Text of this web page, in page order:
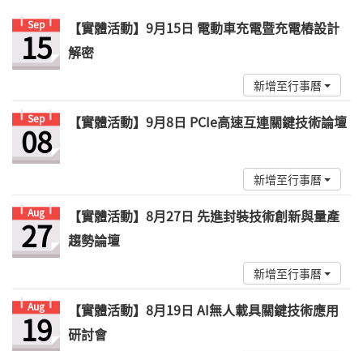
Sep
15
【實體活動】9月15日 電動車充電暨充電樁設計
解密
新增至行事曆
Sep
08 【實體活動】9月8日 PCIe高速互連關鍵技術論壇
新增至行事曆
Aug
27
【實體活動】8月27日 先進封裝技術創新與量產
趨勢論壇
新增至行事曆
Aug
19
【實體活動】8月19日 AI無人載具關鍵技術應用
研討會